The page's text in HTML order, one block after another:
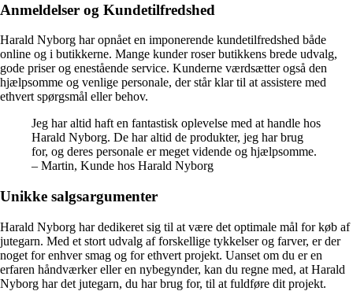
Anmeldelser og Kundetilfredshed
Harald Nyborg har opnået en imponerende kundetilfredshed både
online og i butikkerne. Mange kunder roser butikkens brede udvalg,
gode priser og enestående service. Kunderne værdsætter også den
hjælpsomme og venlige personale, der står klar til at assistere med
ethvert spørgsmål eller behov.
Jeg har altid haft en fantastisk oplevelse med at handle hos
Harald Nyborg. De har altid de produkter, jeg har brug
for, og deres personale er meget vidende og hjælpsomme.
– Martin, Kunde hos Harald Nyborg
Unikke salgsargumenter
Harald Nyborg har dedikeret sig til at være det optimale mål for køb af
jutegarn. Med et stort udvalg af forskellige tykkelser og farver, er der
noget for enhver smag og for ethvert projekt. Uanset om du er en
erfaren håndværker eller en nybegynder, kan du regne med, at Harald
Nyborg har det jutegarn, du har brug for, til at fuldføre dit projekt.